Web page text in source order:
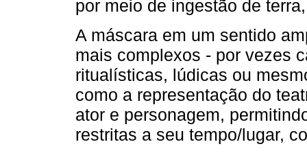
por meio de ingestão de
A máscara em um sentido
mais complexos - por vezes
ritualísticas, lúdicas ou
como a representação do
ator e personagem,
restritas a seu tempo/lugar,